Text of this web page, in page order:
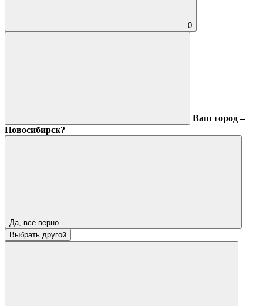
0
Ваш город –
Новосибирск?
Да, всё верно
Выбрать другой